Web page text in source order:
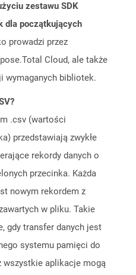
zestawu SDK
dla początkujących
prowadzi przez
Cloud, ale także
wymaganych bibliotek.
.csv (wartości
przedstawiają zwykłe
rekordy danych o
przecinka. Każda
nowym rekordem z
w pliku. Takie
gdy transfer danych jest
systemu pamięci do
wszystkie aplikacje mogą